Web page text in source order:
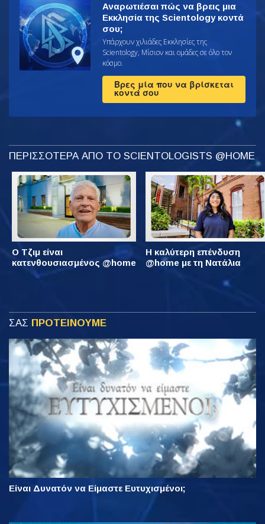
Αναρωτιέσαι πώς να βρεις μια
Εκκλησία της Scientology κοντά
σου;
Υπάρχουν χιλιάδες Εκκλησίες της
Scientology, Μίσιον και ομάδες σε όλο τον
κόσμο.
Βρες μία που να βρίσκεται
κοντά σου
ΠΕΡΙΣΣΟΤΕΡΑ ΑΠΟ ΤΟ SCIENTOLOGISTS @HOME
Ο Τζιμ είναι
κατενθουσιασμένος @home
Η καλύτερη επένδυση
@home με τη Νατάλια
ΣΑΣ ΠΡΟΤΕΙΝΟΥΜΕ
Είναι Δυνατόν να Είμαστε Ευτυχισμένοι;